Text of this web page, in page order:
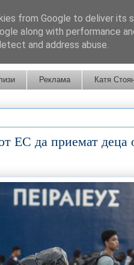
Реклама Катя
ЕС да приемат деца
from Google to deliver its
along with performance
and address abuse.